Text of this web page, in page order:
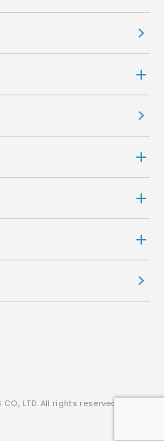
LTD. All rights reserved.